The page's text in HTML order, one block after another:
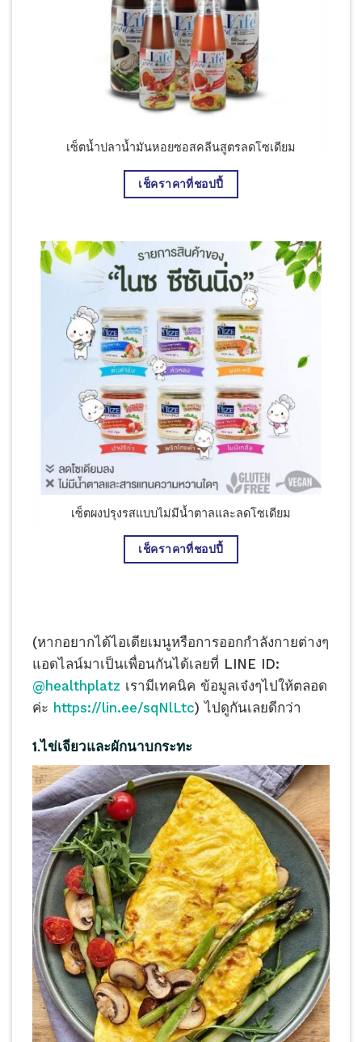
เซ็ตน้ำปลาน้ำมันหอยซอสคลีนสูตรลดโซเดียม
เช็คราคาที่ชอปปี้
เซ็ตผงปรุงรสแบบไม่มีน้ำตาลและลดโซเดียม
เช็คราคาที่ชอปปี้
(หากอยากได้ไอเดียเมนูหรือการออกกำลังกายต่างๆ
แอดไลน์มาเป็นเพื่อนกันได้เลยที่ LINE ID:
@healthplatz เรามีเทคนิค ข้อมูลเจ๋งๆไปให้ตลอด
ค่ะ https://lin.ee/sqNlLtc) ไปดูกันเลยดีกว่า
1.ไข่เจียวและผักนาบกระทะ